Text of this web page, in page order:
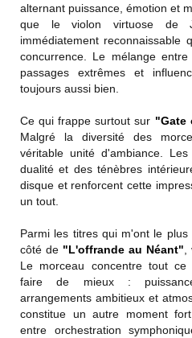
alternant puissance, émotion et
que le violon virtuose de
immédiatement reconnaissable
concurrence. Le mélange entre
passages extrêmes et
toujours aussi bien.
Ce qui frappe surtout sur "Gate
Malgré la diversité des
véritable unité d'ambiance.
dualité et des ténèbres
disque et renforcent cette
un tout.
Parmi les titres qui m'ont le
côté de "L'offrande au Néant"
Le morceau concentre tout ce
faire de mieux :
arrangements ambitieux et
constitue un autre moment
entre orchestration